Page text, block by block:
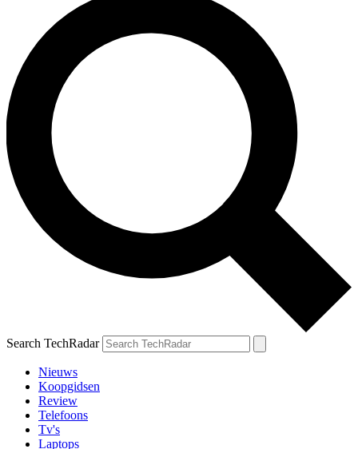
Search TechRadar
Nieuws
Koopgidsen
Review
Telefoons
Tv's
Laptops